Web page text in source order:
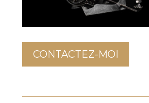
CONTACTEZ-MOI